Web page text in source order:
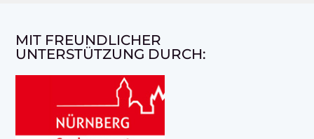
MIT FREUNDLICHER
UNTERSTÜTZUNG DURCH: